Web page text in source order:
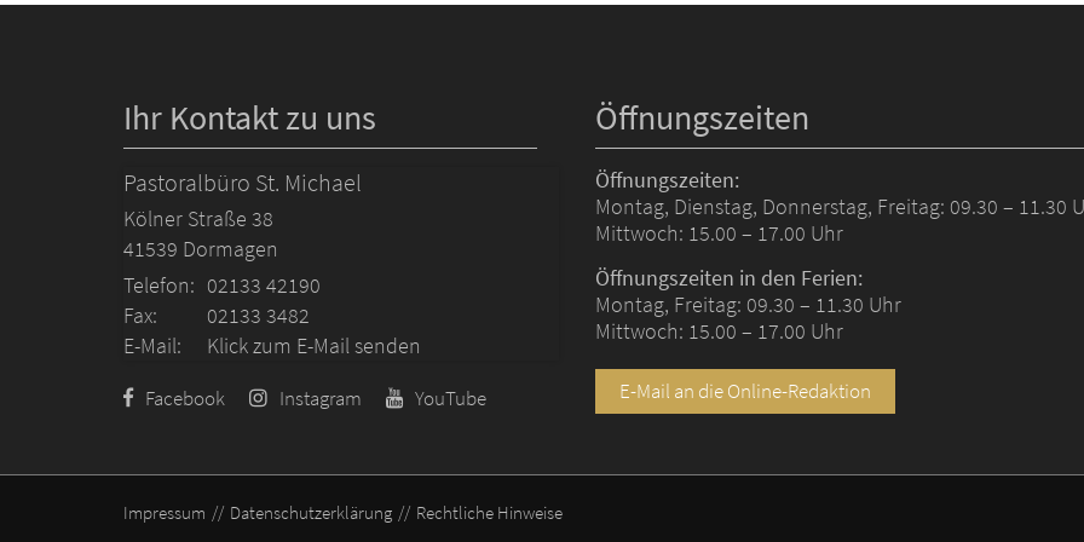
Öffnungszeiten
Öffnungszeiten:
Montag, Dienstag, Donnerstag, Freitag: 09.30 – 11.30
Mittwoch: 15.00 – 17.00 Uhr
Öffnungszeiten in den Ferien:
Montag, Freitag: 09.30 – 11.30 Uhr
Mittwoch: 15.00 – 17.00 Uhr
E-Mail an die Online-Redaktion
Ihr Kontakt zu uns
Pastoralbüro St. Michael
Kölner Straße 38
41539 Dormagen
Telefon: 02133 42190
Fax:
02133 3482
E-Mail:
Klick zum E-Mail senden
Facebook Instagram YouTube
Impressum Datenschutzerklärung Rechtliche Hinweise